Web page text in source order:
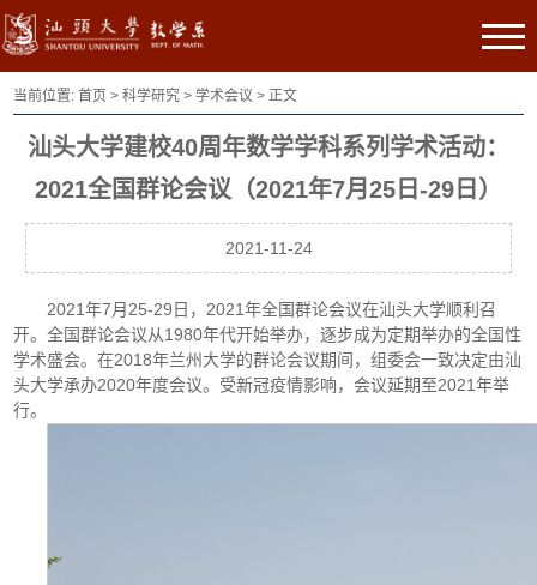
当前位置:首页 >科学研究 >学术会议 > 正文
汕头大学建校40周年数学学科系列学术活动：
2021全国群论会议（2021年7月25日-29日）
2021-11-24
2021年7月25-29日， 2021年全国群论会议在汕头大学顺利召
开。全国群论会议从1980年代开始举办，逐步成为定期举办的全国性
学术盛会。在2018年兰州大学的群论会议期间，组委会一致决定由汕
头大学承办2020年度会议。受新冠疫情影响，会议延期至2021年举
行。